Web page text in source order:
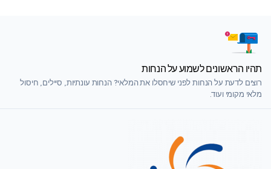
תהיו הראשונים לשמוע על הנחות
רוצים לדעת על הנחות לפני שיחסלו את המלאי? הנחות עונתיות, סיילים, חיסול
מלאי מקומי ועוד.